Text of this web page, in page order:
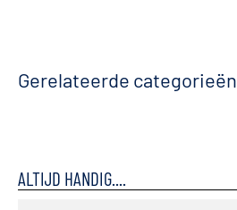
Gerelateerde categorieën
ALTIJD HANDIG....